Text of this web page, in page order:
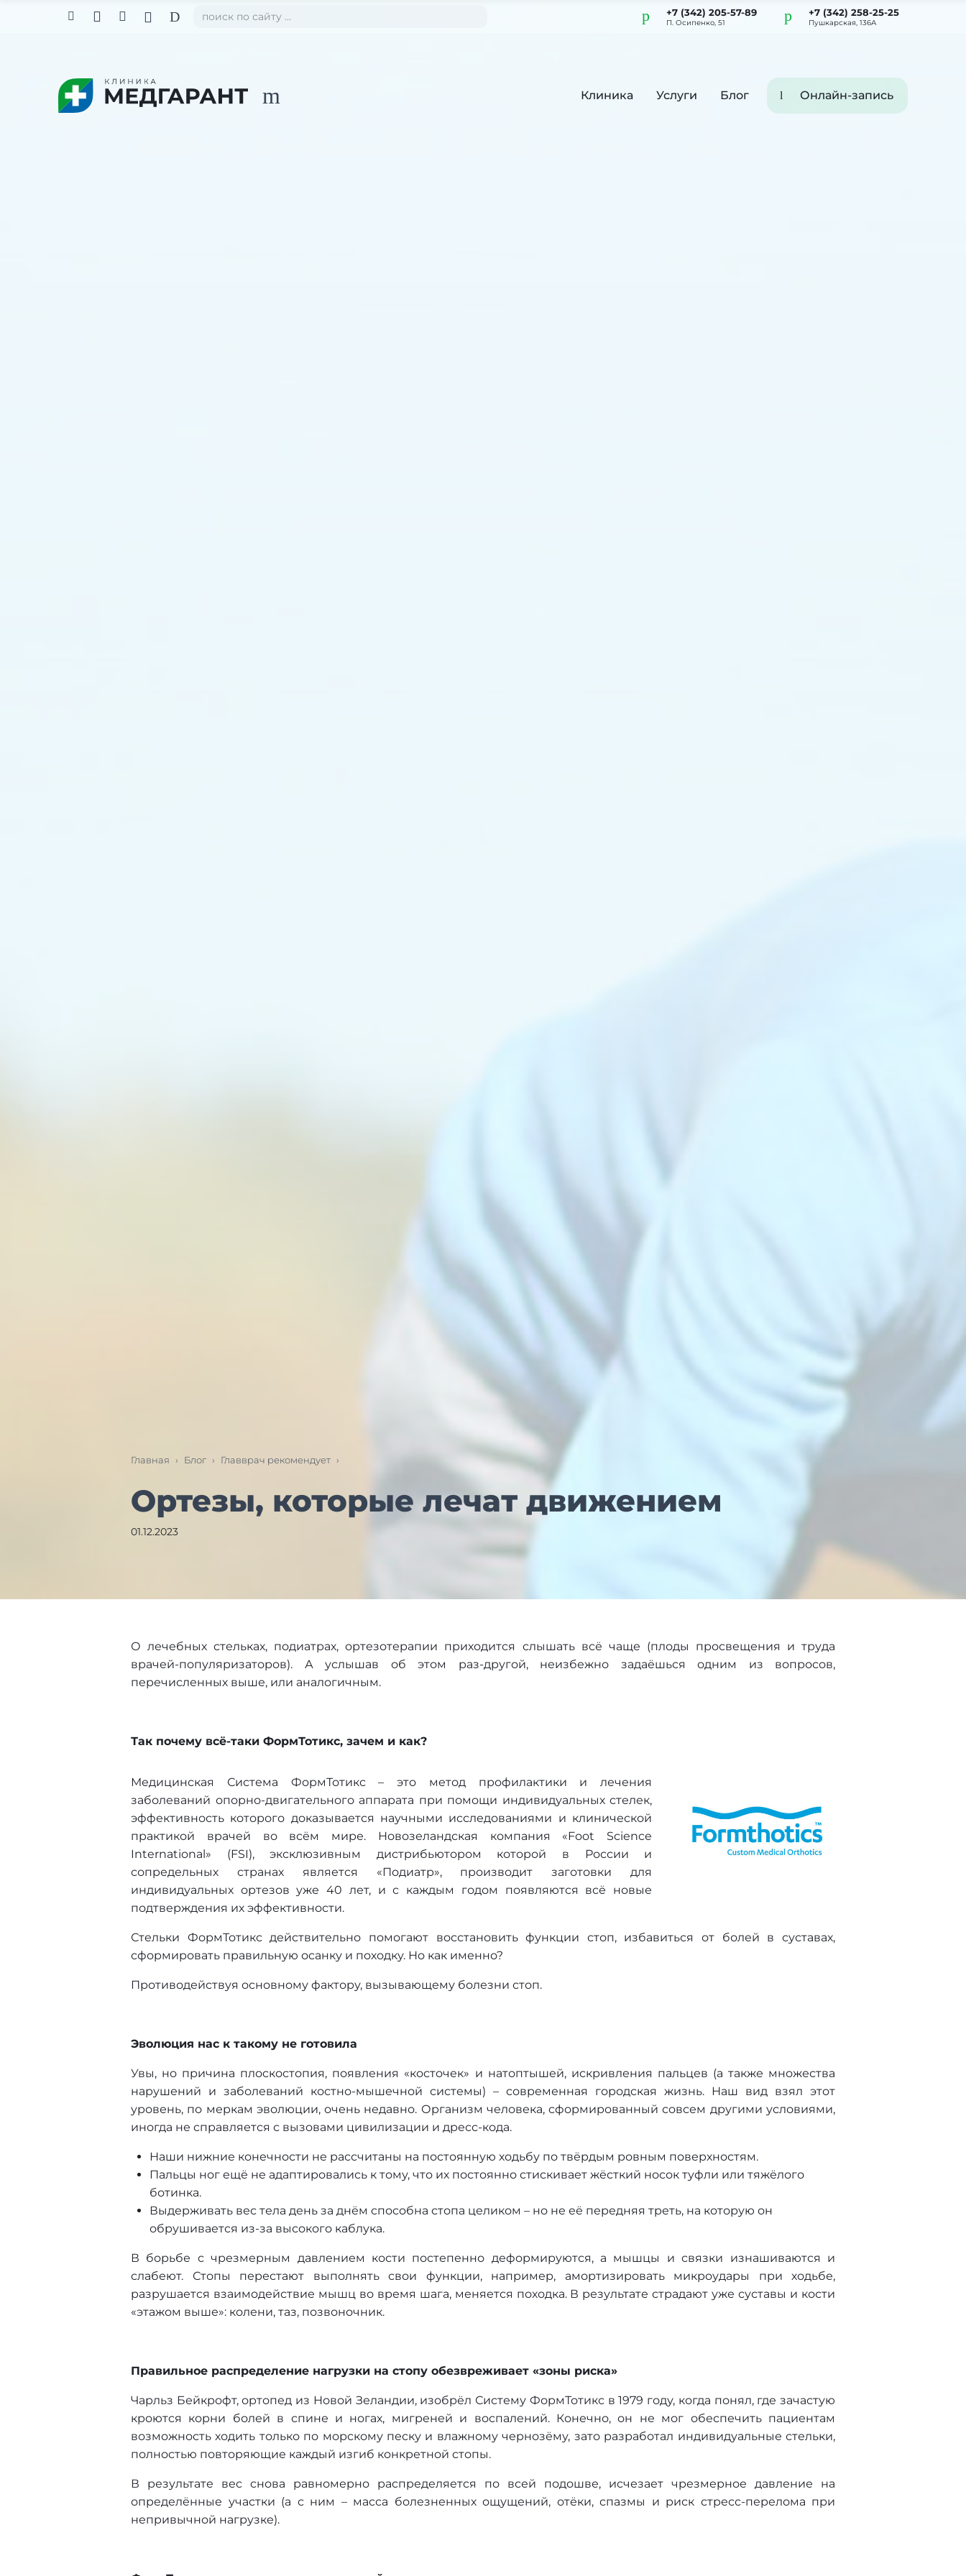
    D +7 (342) 205-57-89
П. Осипенко, 51
+7 (342) 258-25-25
Пушкарская, 136А
m Клиника Услуги Блог Онлайн-запись
Главная › Блог › Главврач рекомендует ›
Ортезы, которые лечат движением
01.12.2023
О лечебных стельках, подиатрах, ортезотерапии приходится слышать всё чаще (плоды просвещения и труда
врачей-популяризаторов). А услышав об этом раз-другой, неизбежно задаёшься одним из вопросов,
перечисленных выше, или аналогичным.
Так почему всё-таки ФормТотикс, зачем и как?
Медицинская Система ФормТотикс – это метод профилактики и лечения
заболеваний опорно-двигательного аппарата при помощи индивидуальных стелек,
эффективность которого доказывается научными исследованиями и клинической
практикой врачей во всём мире. Новозеландская компания «Foot Science
International» (FSI), эксклюзивным дистрибьютором которой в России и
сопредельных странах является «Подиатр», производит заготовки для
индивидуальных ортезов уже 40 лет, и с каждым годом появляются всё новые
подтверждения их эффективности.
Стельки ФормТотикс действительно помогают восстановить функции стоп, избавиться от болей в суставах,
сформировать правильную осанку и походку. Но как именно?
Противодействуя основному фактору, вызывающему болезни стоп.
Эволюция нас к такому не готовила
Увы, но причина плоскостопия, появления «косточек» и натоптышей, искривления пальцев (а также множества
нарушений и заболеваний костно-мышечной системы) – современная городская жизнь. Наш вид взял этот
уровень, по меркам эволюции, очень недавно. Организм человека, сформированный совсем другими условиями,
иногда не справляется с вызовами цивилизации и дресс-кода.
Наши нижние конечности не рассчитаны на постоянную ходьбу по твёрдым ровным поверхностям.
Пальцы ног ещё не адаптировались к тому, что их постоянно стискивает жёсткий носок туфли или тяжёлого
ботинка.
Выдерживать вес тела день за днём способна стопа целиком – но не её передняя треть, на которую он
обрушивается из-за высокого каблука.
В борьбе с чрезмерным давлением кости постепенно деформируются, а мышцы и связки изнашиваются и
слабеют. Стопы перестают выполнять свои функции, например, амортизировать микроудары при ходьбе,
разрушается взаимодействие мышц во время шага, меняется походка. В результате страдают уже суставы и кости
«этажом выше»: колени, таз, позвоночник.
Правильное распределение нагрузки на стопу обезвреживает «зоны риска»
Чарльз Бейкрофт, ортопед из Новой Зеландии, изобрёл Систему ФормТотикс в 1979 году, когда понял, где зачастую
кроются корни болей в спине и ногах, мигреней и воспалений. Конечно, он не мог обеспечить пациентам
возможность ходить только по морскому песку и влажному чернозёму, зато разработал индивидуальные стельки,
полностью повторяющие каждый изгиб конкретной стопы.
В результате вес снова равномерно распределяется по всей подошве, исчезает чрезмерное давление на
определённые участки (а с ним – масса болезненных ощущений, отёки, спазмы и риск стресс-перелома при
непривычной нагрузке).